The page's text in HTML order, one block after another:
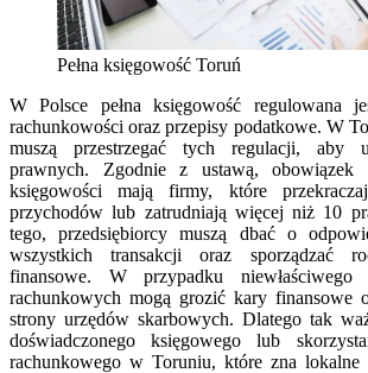
Pełna księgowość Toruń
W Polsce pełna księgowość regulowana
rachunkowości oraz przepisy podatkowe. W
muszą przestrzegać tych regulacji, aby
prawnych. Zgodnie z ustawą, obowiązek
księgowości mają firmy, które
przychodów lub zatrudniają więcej niż 10
tego, przedsiębiorcy muszą dbać o
wszystkich transakcji oraz sporządzać
finansowe. W przypadku niewłaściwego
rachunkowych mogą grozić kary finansowe
strony urzędów skarbowych. Dlatego tak
doświadczonego księgowego lub
rachunkowego w Toruniu, które zna